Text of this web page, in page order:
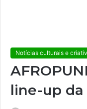
Notícias culturais e
line-up